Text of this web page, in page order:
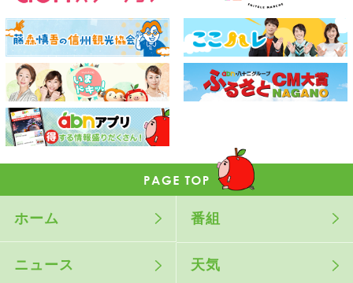
ホーム 番組
ニュース 天気